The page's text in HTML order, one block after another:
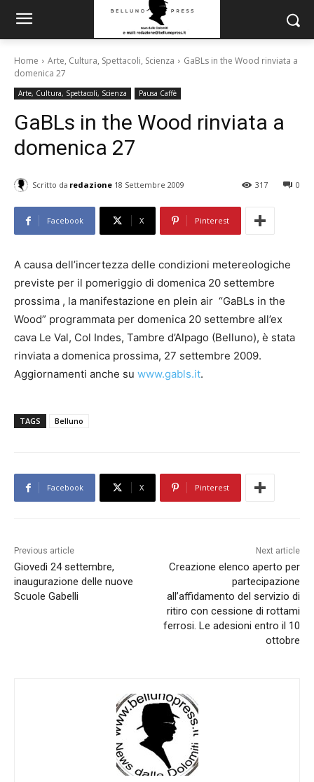
Home Arte, Cultura, Spettacoli, Scienza
GaBLs in the Wood rinviata a
domenica 27
Arte, Cultura, Spettacoli, Scienza Pausa Caffè
GaBLs in the Wood rinviata a
domenica 27
Scritto da redazione 18 Settembre 2009 0
317
Facebook X Pinterest
A causa dell’incertezza delle condizioni metereologiche
previste per il pomeriggio di domenica 20 settembre
prossima , la manifestazione en plein air “GaBLs in the
Wood” programmata per domenica 20 settembre all’ex
cava Le Val, Col Indes, Tambre d’Alpago (Belluno), è stata
rinviata a domenica prossima, 27 settembre 2009.
Aggiornamenti anche su www.gabls.it.
TAGS Belluno
Facebook X Pinterest
Previous article
Giovedì 24 settembre,
inaugurazione delle nuove
Scuole Gabelli
Next article
Creazione elenco aperto per
partecipazione
all’affidamento del servizio di
ritiro con cessione di rottami
ferrosi. Le adesioni entro il 10
ottobre